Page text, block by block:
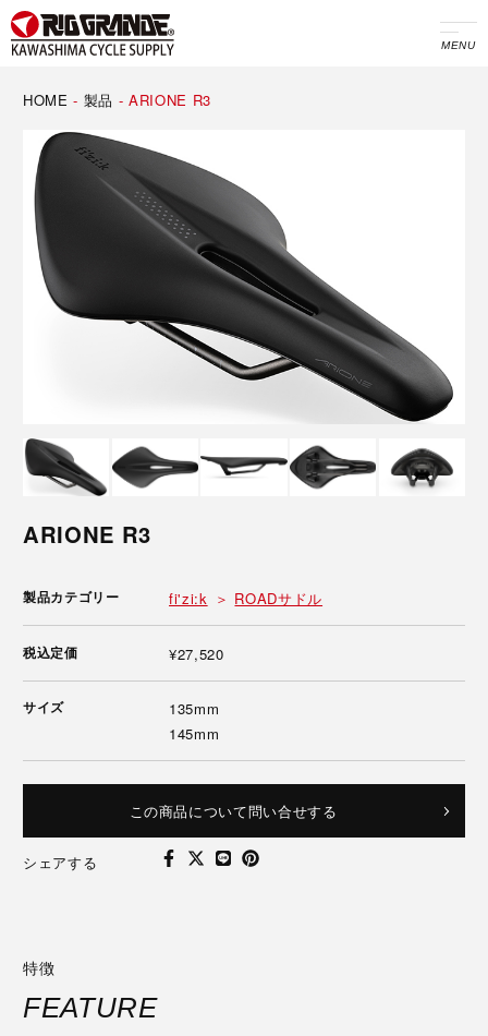
MENU
HOME - 製品 -ARIONE R3
ARIONE R3
製品カテゴリー fi'zi:k ROADサドル
税込定価 ¥27,520
サイズ
135mm
145mm
この商品について問い合せする
シェアする
特徴
FEATURE